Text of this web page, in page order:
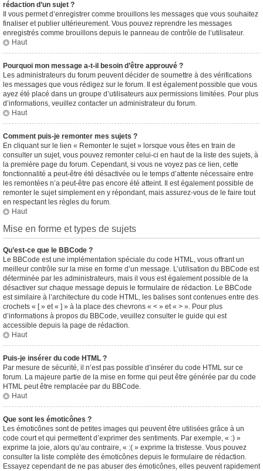
rédaction d’un sujet ?
Il vous permet d’enregistrer comme brouillons les messages que vous souhaitez
finaliser et publier ultérieurement. Vous pouvez reprendre les messages
enregistrés comme brouillons depuis le panneau de contrôle de l’utilisateur.
Haut
Pourquoi mon message a-t-il besoin d’être approuvé ?
Les administrateurs du forum peuvent décider de soumettre à des vérifications
les messages que vous rédigez sur le forum. Il est également possible que vous
ayez été placé dans un groupe d’utilisateurs aux permissions limitées. Pour plus
d’informations, veuillez contacter un administrateur du forum.
Haut
Comment puis-je remonter mes sujets ?
En cliquant sur le lien « Remonter le sujet » lorsque vous êtes en train de
consulter un sujet, vous pouvez remonter celui-ci en haut de la liste des sujets, à
la première page du forum. Cependant, si vous ne voyez pas ce lien, cette
fonctionnalité a peut-être été désactivée ou le temps d’attente nécessaire entre
les remontées n’a peut-être pas encore été atteint. Il est également possible de
remonter le sujet simplement en y répondant, mais assurez-vous de le faire tout
en respectant les règles du forum.
Haut
Mise en forme et types de sujets
Qu’est-ce que le BBCode ?
Le BBCode est une implémentation spéciale du code HTML, vous offrant un
meilleur contrôle sur la mise en forme d’un message. L’utilisation du BBCode est
déterminée par les administrateurs, mais il vous est également possible de la
désactiver sur chaque message depuis le formulaire de rédaction. Le BBCode
est similaire à l’architecture du code HTML, les balises sont contenues entre des
crochets « [ » et « ] » à la place des chevrons « < » et « > ». Pour plus
d’informations à propos du BBCode, veuillez consulter le guide qui est
accessible depuis la page de rédaction.
Haut
Puis-je insérer du code HTML ?
Par mesure de sécurité, il n’est pas possible d’insérer du code HTML sur ce
forum. La majeure partie de la mise en forme qui peut être générée par du code
HTML peut être remplacée par du BBCode.
Haut
Que sont les émoticônes ?
Les émoticônes sont de petites images qui peuvent être utilisées grâce à un
code court et qui permettent d’exprimer des sentiments. Par exemple, « :) »
exprime la joie, alors qu’au contraire, « :( » exprime la tristesse. Vous pouvez
consulter la liste complète des émoticônes depuis le formulaire de rédaction.
Essayez cependant de ne pas abuser des émoticônes, elles peuvent rapidement